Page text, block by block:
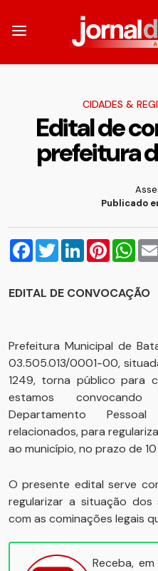
CIDADES &
Edital de
prefeitura
Publicado
Facebook
TwitterLinkedInPinterest
EDITAL DE CONVOCAÇÃO
Prefeitura Municipal de
03.505.013/0001-00,
1249, torna público para
estamos
Departamento
relacionados, para
ao município, no prazo de
O presente edital serve
regularizar a situação dos
com as cominações legais
Receba, em